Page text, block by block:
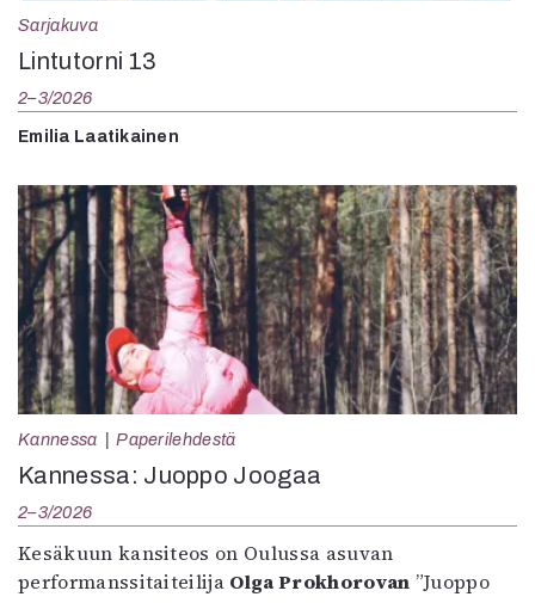
Sarjakuva
Lintutorni 13
2–3/2026
Emilia Laatikainen
Kannessa Paperilehdestä
Kannessa: Juoppo Joogaa
2–3/2026
Kesäkuun kansiteos on Oulussa asuvan
performanssitaiteilija Olga Prokhorovan ”Juoppo